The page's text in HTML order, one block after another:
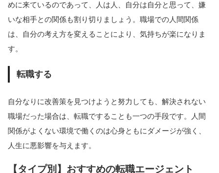
めに来ているのであって、人は人、自分は自分と思って、嫌
いな相手との関係も割り切りましょう。職場での人間関係
は、自分の考え方を変えることにより、気持ちが楽になりま
す。
転職する
自分なりに改善策を見つけようと努力しても、解決されない
職場だった場合は、転職ですることも一つの手段です。人間
関係がよくない環境で働くのは心身ともにダメージが強く、
人生に悪影響を与えます。
【タイプ別】おすすめの転職エージェント